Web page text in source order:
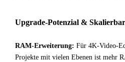
Upgrade-Potenzial &
RAM-Erweiterung: Für 4K-Video-
Projekte mit vielen Ebenen ist mehr